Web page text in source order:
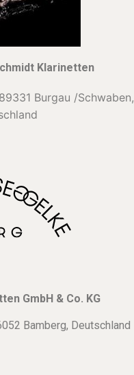
Klarinetten
89331 Burgau /Schwaben,
GmbH & Co. KG
Bamberg, Deutschland